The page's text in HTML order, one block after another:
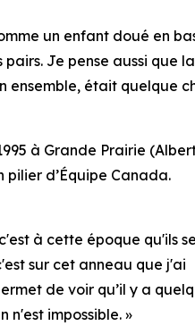
un enfant doué en
Je pense aussi que
ensemble, était quelque
à Grande Prairie
d’Équipe Canada.
à cette époque qu'ils
sur cet anneau que j'ai
de voir qu’il y a
n'est impossible. »